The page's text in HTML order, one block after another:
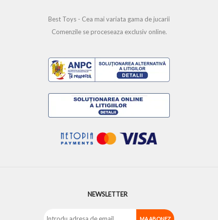
Best Toys - Cea mai variata gama de jucarii
Comenzile se proceseaza exclusiv online.
NEWSLETTER